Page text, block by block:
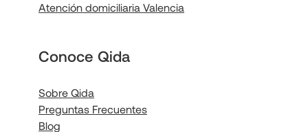
Atención domiciliaria Valencia
Conoce Qida
Sobre Qida
Preguntas Frecuentes
Blog